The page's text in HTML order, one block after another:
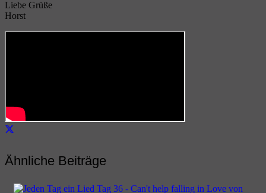
Liebe Grüße
Horst
Ähnliche Beiträge